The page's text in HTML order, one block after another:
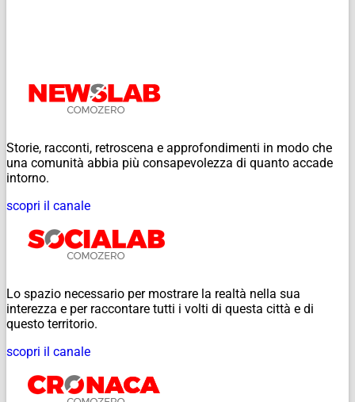
Storie, racconti, retroscena e approfondimenti in modo che
una comunità abbia più consapevolezza di quanto accade
intorno.
scopri il canale
Lo spazio necessario per mostrare la realtà nella sua
interezza e per raccontare tutti i volti di questa città e di
questo territorio.
scopri il canale